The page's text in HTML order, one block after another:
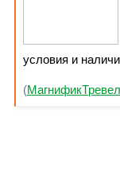
условия и
Местные
(МагнификТревел